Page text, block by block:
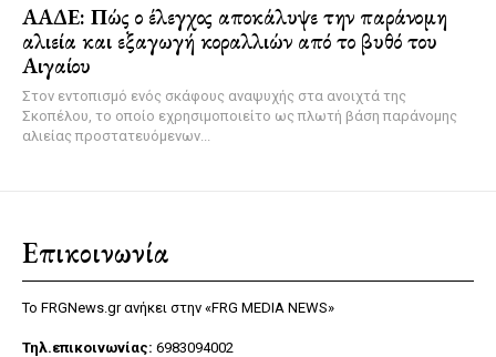
ΑΑΔΕ: Πώς ο έλεγχος αποκάλυψε την παράνομη
αλιεία και εξαγωγή κοραλλιών από το βυθό του
Αιγαίου
Στον εντοπισμό ενός σκάφους αναψυχής στα ανοιχτά της
Σκοπέλου, το οποίο εχρησιμοποιείτο ως πλωτή βάση παράνομης
αλιείας προστατευόμενων...
Επικοινωνία
Το FRGNews.gr ανήκει στην «FRG MEDIA NEWS»
Τηλ.επικοινωνίας: 6983094002